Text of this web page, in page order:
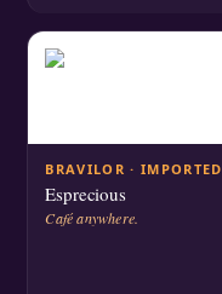
BRAVILOR · IMPORTED
Esprecious
Café anywhere.